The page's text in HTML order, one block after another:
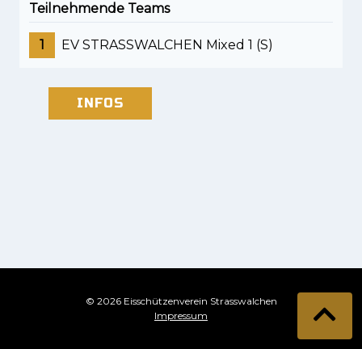
Teilnehmende Teams
1 EV STRASSWALCHEN Mixed 1 (S)
INFOS
© 2026 Eisschützenverein Strasswalchen
Impressum